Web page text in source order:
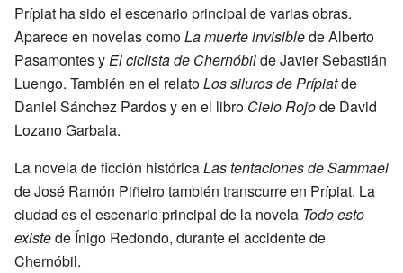
Prípiat ha sido el escenario principal de varias obras.
Aparece en novelas comoLa muerte invisiblede Alberto
Pasamontes yEl ciclista de Chernóbilde Javier Sebastián
Luengo. También en el relatoLos siluros de Prípiatde
Daniel Sánchez Pardos y en el libro Cielo Rojode David
Lozano Garbala.
La novela de ficción históricaLas tentaciones de Sammael
de José Ramón Piñeiro también transcurre en Prípiat. La
ciudad es el escenario principal de la novela Todo esto
existede Ínigo Redondo, durante el accidente de
Chernóbil.